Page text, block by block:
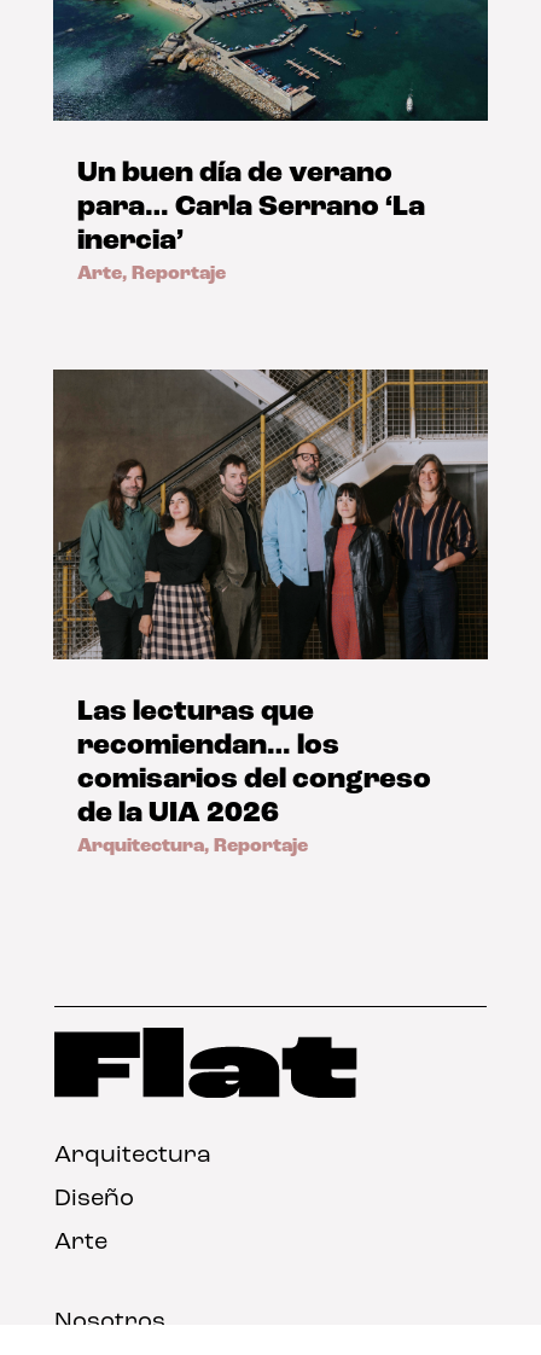
Un buen día de verano
para… Carla Serrano ‘La
inercia’
Arte, Reportaje
Las lecturas que
recomiendan… los
comisarios del congreso
de la UIA 2026
Arquitectura, Reportaje
Arquitectura
Diseño
Arte
Nosotros